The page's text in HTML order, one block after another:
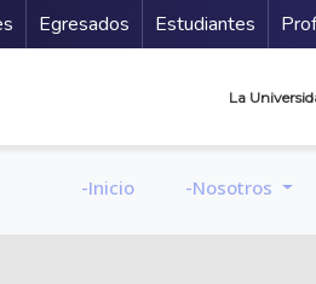
Secundario
Egresados Estudiantes
La
-Inicio -Nosotros